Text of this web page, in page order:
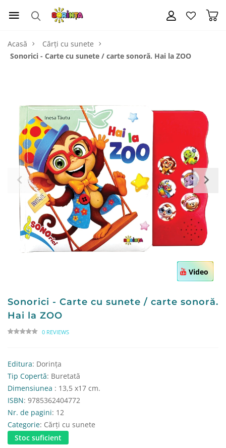
Acasă
Cărți cu sunete
Sonorici - Carte cu sunete / carte sonoră. Hai la ZOO
Video
Sonorici - Carte cu sunete / carte sonoră.
Hai la ZOO
0 REVIEWS
Editura: Dorința
Tip Copertă: Buretată
Dimensiunea : 13,5 x17 cm.
ISBN: 9785362404772
Nr. de pagini: 12
Categorie: Cărți cu sunete
Stoc suficient